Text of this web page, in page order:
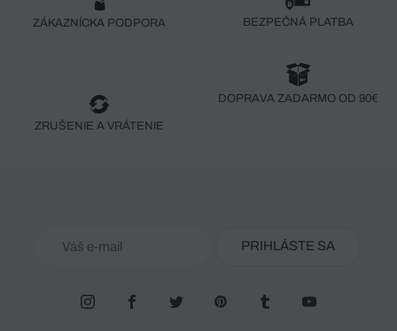
ZÁKAZNÍCKA PODPORA BEZPEČNÁ PLATBA
ZRUŠENIE A VRÁTENIE
DOPRAVA ZADARMO OD 90€
PRIHLÁSTE SA